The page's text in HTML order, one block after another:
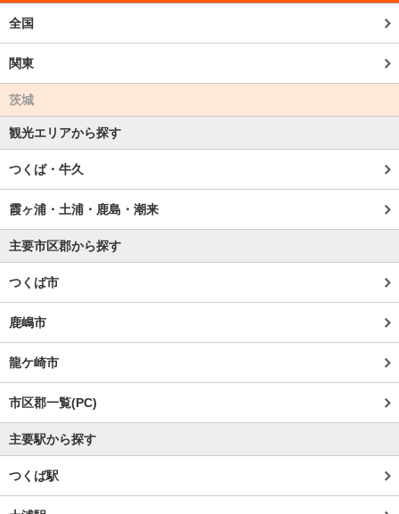
全国
関東
茨城
観光エリアから探す
つくば・牛久
霞ヶ浦・土浦・鹿島・潮来
主要市区郡から探す
つくば市
鹿嶋市
龍ケ崎市
市区郡一覧(PC)
主要駅から探す
つくば駅